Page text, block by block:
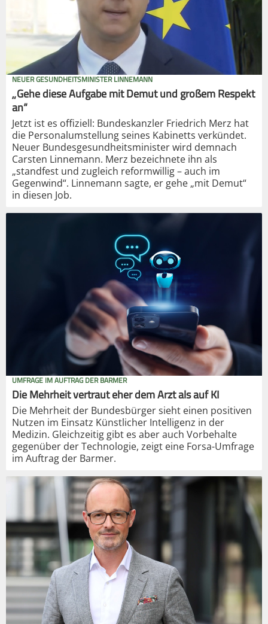
NEUER GESUNDHEITSMINISTER LINNEMANN
„Gehe diese Aufgabe mit Demut und großem Respekt
an“
Jetzt ist es offiziell: Bundeskanzler Friedrich Merz hat
die Personalumstellung seines Kabinetts verkündet.
Neuer Bundesgesundheitsminister wird demnach
Carsten Linnemann. Merz bezeichnete ihn als
„standfest und zugleich reformwillig – auch im
Gegenwind“. Linnemann sagte, er gehe „mit Demut“
in diesen Job.
UMFRAGE IM AUFTRAG DER BARMER
Die Mehrheit vertraut eher dem Arzt als auf KI
Die Mehrheit der Bundesbürger sieht einen positiven
Nutzen im Einsatz Künstlicher Intelligenz in der
Medizin. Gleichzeitig gibt es aber auch Vorbehalte
gegenüber der Technologie, zeigt eine Forsa-Umfrage
im Auftrag der Barmer.